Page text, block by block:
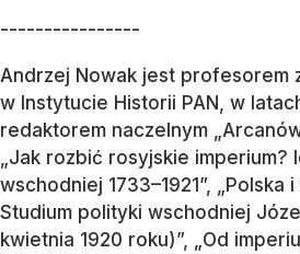
----------------
Andrzej Nowak jest profesorem
w Instytucie Historii PAN, w
redaktorem naczelnym
„Jak rozbić rosyjskie
wschodniej 1733–1921”, „Polska
Studium polityki wschodniej
kwietnia 1920 roku)”, „Od